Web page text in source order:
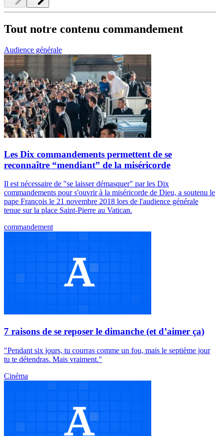
Tout notre contenu commandement
Audience générale
Les Dix commandements permettent de se
reconnaître “mendiant” de la miséricorde
Il est nécessaire de "se laisser démasquer" par les Dix
commandements pour s'ouvrir à la miséricorde de Dieu, a soutenu le
pape François le 21 novembre 2018 lors de l'audience générale
tenue sur la place Saint-Pierre au Vatican.
commandement
7 raisons de se reposer le dimanche (et d’aimer ça)
"Pendant six jours, tu courras comme un fou, mais le septième jour
tu te détendras. Mais vraiment."
Cinéma